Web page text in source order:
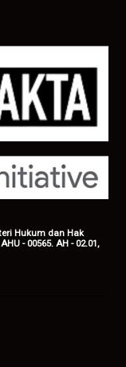
Hukum dan Hak
- 00565. AH - 02.01,